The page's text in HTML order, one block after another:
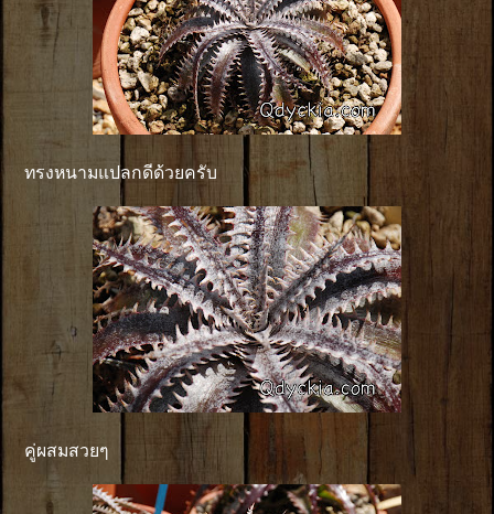
ทรงหนามแปลกดีด้วยครับ
คู่ผสมสวยๆ